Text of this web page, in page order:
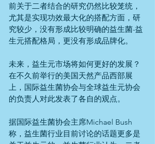
前关于二者结合的研究仍然比较笼统，
尤其是实现功效最大化的搭配方面，研
究较少，没有形成比较明确的益生菌-益
生元搭配格局，更没有形成品牌化。
未来，益生元市场将如何更好的发展？
在不久前举行的美国天然产品西部展
上，国际益生菌协会与全球益生元协会
的负责人对此发表了各自的观点。
据国际益生菌协会主席Michael Bush
称，益生菌行业目前讨论的话题更多是